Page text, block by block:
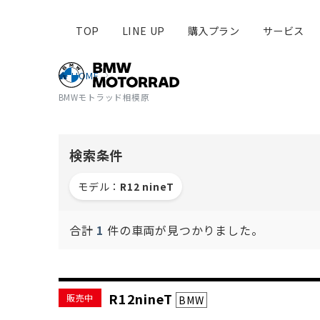
BMWモトラッド相模原
TOP LINE UP 購入プラン サービス
HOME
検索条件
モデル： R12 nineT
合計 1 件の車両が見つかりました。
販売中 R12nineT BMW